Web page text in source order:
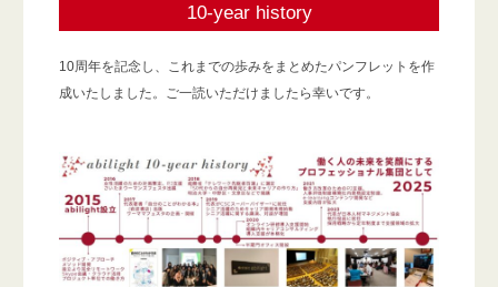
10-year history
10周年を記念し、これまでの歩みをまとめたパンフレットを作
成いたしました。ご一読いただけましたら幸いです。